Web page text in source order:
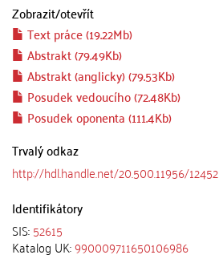
Zobrazit/otevřít
Text práce (19.22Mb)
Abstrakt (79.49Kb)
Abstrakt (anglicky) (79.53Kb)
Posudek vedoucího (72.48Kb)
Posudek oponenta (111.4Kb)
Trvalý odkaz
http://hdl.handle.net/20.500.11956/12452
Identifikátory
SIS:52615
Katalog UK:990009711650106986